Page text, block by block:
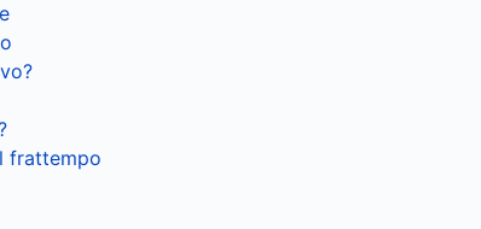
frattempo